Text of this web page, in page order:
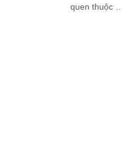
quen thuộc …